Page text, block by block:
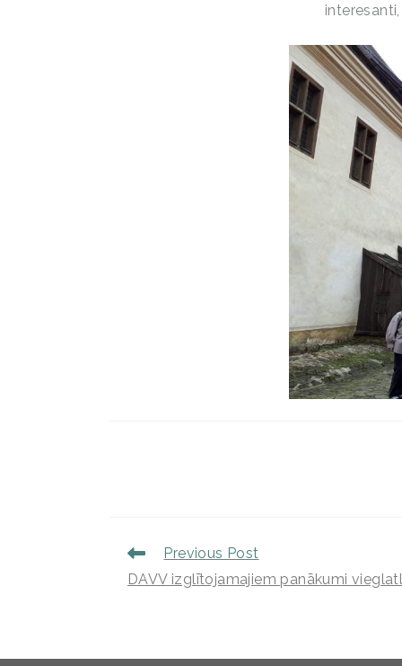
Previous Post
DAVV izglītojamajiem panākumi